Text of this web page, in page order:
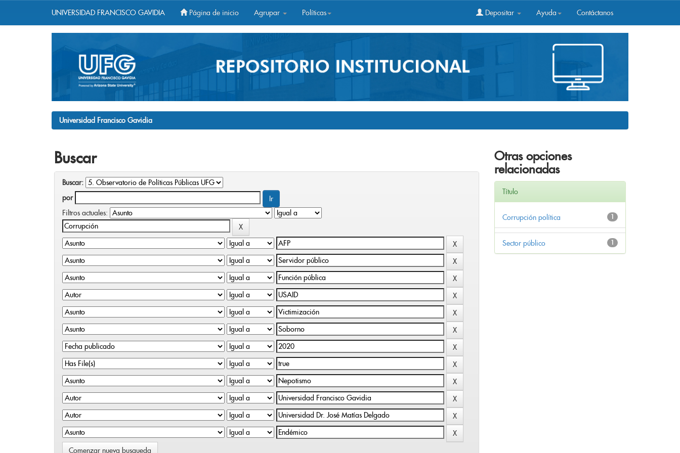
UNIVERSIDAD FRANCISCO GAVIDIA Página de inicio Agrupar Políticas Depositar Ayuda Contáctanos
Universidad Francisco Gavidia
Buscar
Buscar:
por
Filtros actuales:
Comenzar nueva busqueda
Otras opciones
relacionadas
Título
1
Corrupción política
1
Sector público